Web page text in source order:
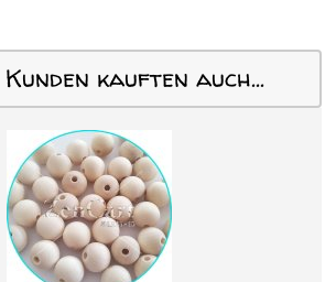
kauften auch...